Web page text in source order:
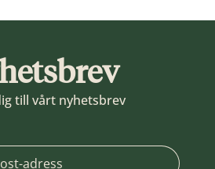
till vårt nyhetsbrev